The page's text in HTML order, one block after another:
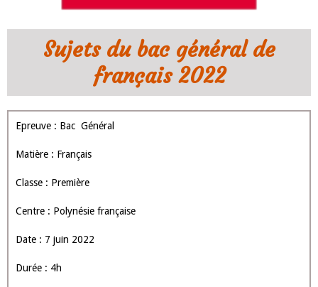
Sujets du bac général de
français 2022
Epreuve : Bac Général
Matière : Français
Classe : Première
Centre : Polynésie française
Date : 7 juin 2022
Durée : 4h